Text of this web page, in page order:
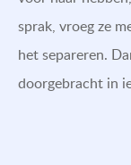
sprak, vroeg ze
het separeren.
doorgebracht in